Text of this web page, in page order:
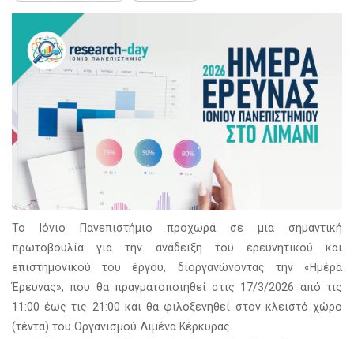
Το Ιόνιο Πανεπιστήμιο προχωρά σε μια σημαντική
πρωτοβουλία για την ανάδειξη του ερευνητικού και
επιστημονικού του έργου, διοργανώνοντας την «Ημέρα
Έρευνας», που θα πραγματοποιηθεί στις 17/3/2026 από τις
11:00 έως τις 21:00 και θα φιλοξενηθεί στον κλειστό χώρο
(τέντα) του Οργανισμού Λιμένα Κέρκυρας.